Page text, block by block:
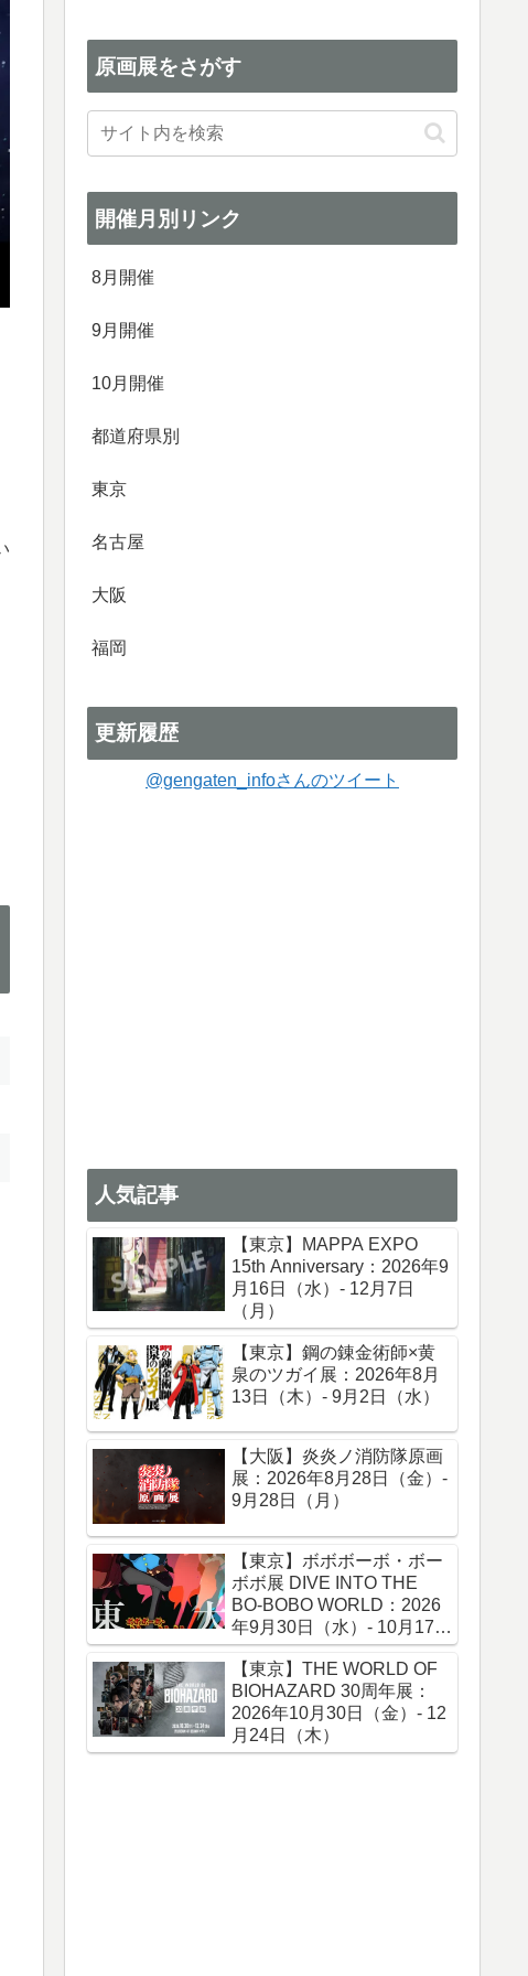
原画展をさがす
開催月別リンク
8月開催
9月開催
10月開催
都道府県別
東京
名古屋
大阪
福岡
更新履歴
@gengaten_infoさんのツイート
人気記事
【東京】MAPPA EXPO
15th Anniversary：2026年9
月16日（水）- 12月7日
（月）
【東京】鋼の錬金術師×黄
泉のツガイ展：2026年8月
13日（木）- 9月2日（水）
【大阪】炎炎ノ消防隊原画
展：2026年8月28日（金）-
9月28日（月）
【東京】ボボボーボ・ボー
ボボ展 DIVE INTO THE
BO-BOBO WORLD：2026
年9月30日（水）- 10月17日
（土）
【東京】THE WORLD OF
BIOHAZARD 30周年展：
2026年10月30日（金）- 12
月24日（木）